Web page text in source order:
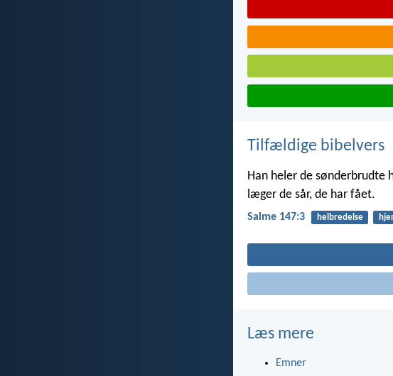
Tilfældige bibelvers
Han heler de sønderbrudte
læger de sår, de har fået.
Salme 147:3 helbredelse
Læs mere
Emner